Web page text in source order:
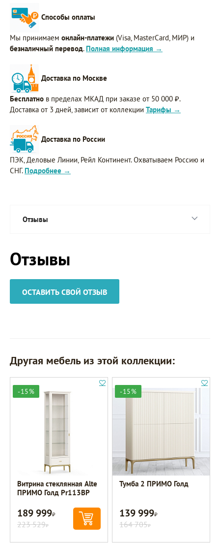
Способы оплаты
Мы принимаем онлайн-платежи (Visa, MasterCard, МИР) и
безналичный перевод. Полная информация →
Доставка по Москве
Бесплатно в пределах МКАД при заказе от 50 000 ₽.
Доставка от 3 дней, зависит от коллекции Тарифы →
Доставка по России
ПЭК, Деловые Линии, Рейл Континент. Охватываем Россию и
СНГ. Подробнее →
Отзывы
Отзывы
ОСТАВИТЬ СВОЙ ОТЗЫВ
Другая мебель из этой коллекции:
-15%
Витрина стеклянная Alte
ПРИМО Голд Pr113BP
189 999Р
223 529Р
-15%
Тумба 2 ПРИМО Голд
139 999Р
164 705Р